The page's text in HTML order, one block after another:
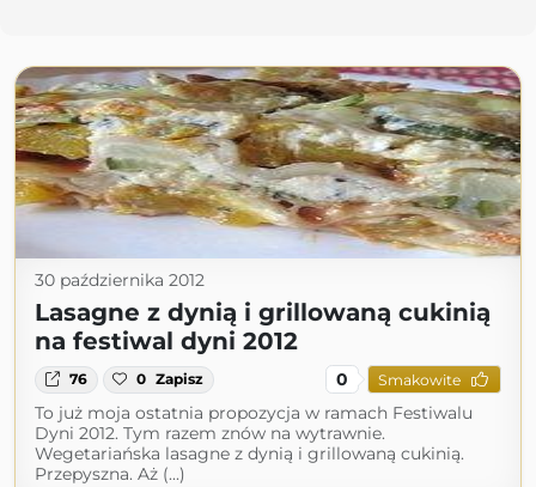
30 października 2012
Lasagne z dynią i grillowaną cukinią
na festiwal dyni 2012
76 0 Zapisz 0 Smakowite
To już moja ostatnia propozycja w ramach Festiwalu
Dyni 2012. Tym razem znów na wytrawnie.
Wegetariańska lasagne z dynią i grillowaną cukinią.
Przepyszna. Aż (...)